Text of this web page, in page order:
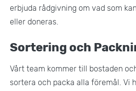
erbjuda rådgivning om vad som
eller doneras.
Sortering och
Vårt team kommer till bostaden
sortera och packa alla föremål. Vi